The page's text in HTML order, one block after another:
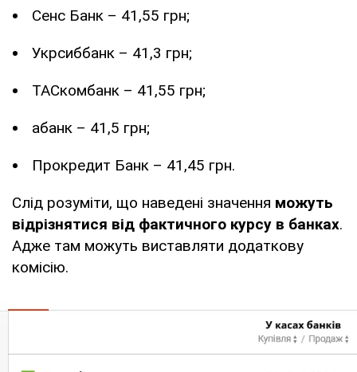
Сенс Банк – 41,55 грн;
Укрсиббанк – 41,3 грн;
ТАСкомбанк – 41,55 грн;
абанк – 41,5 грн;
Прокредит Банк – 41,45 грн.
Слід розуміти, що наведені значення можуть
відрізнятися від фактичного курсу в банках.
Адже там можуть виставляти додаткову
комісію.